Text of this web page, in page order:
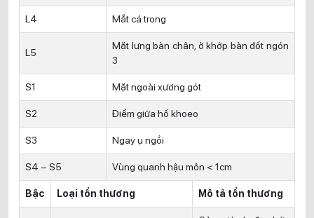
L4 Mắt cá trong
L5
Mặt lưng bàn chân, ở khớp bàn đốt ngón
3
S1 Mặt ngoài xương gót
S2 Điểm giữa hố khoeo
S3 Ngay ụ ngồi
S4 – S5 Vùng quanh hậu môn < 1cm
Bậc Loại tổn thương Mô tả tổn thương